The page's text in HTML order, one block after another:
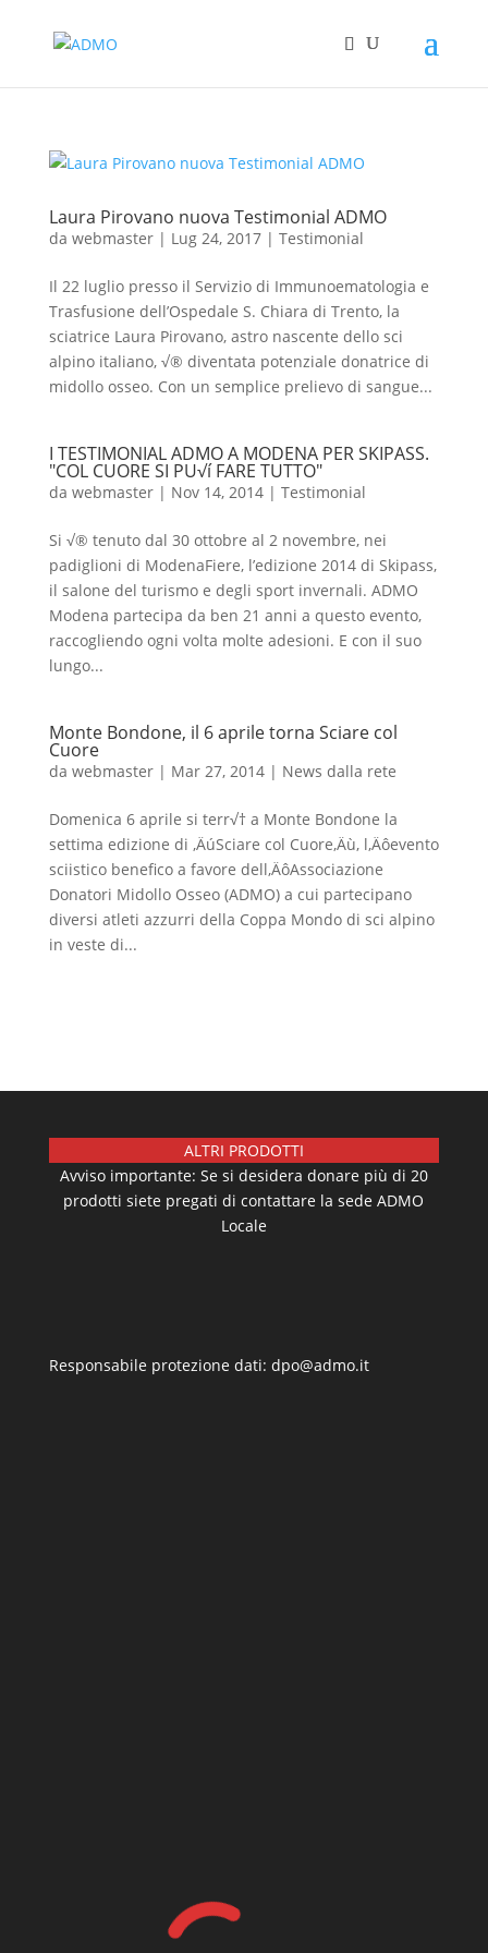
Laura Pirovano nuova Testimonial ADMO
da webmaster| Lug 24, 2017| Testimonial
Il 22 luglio presso il Servizio di Immunoematologia e
Trasfusione dell’Ospedale S. Chiara di Trento, la
sciatrice Laura Pirovano, astro nascente dello sci
alpino italiano, √® diventata potenziale donatrice di
midollo osseo. Con un semplice prelievo di sangue...
I TESTIMONIAL ADMO A MODENA PER SKIPASS.
"COL CUORE SI PU√í FARE TUTTO"
da webmaster| Nov 14, 2014| Testimonial
Si √® tenuto dal 30 ottobre al 2 novembre, nei
padiglioni di ModenaFiere, l’edizione 2014 di Skipass,
il salone del turismo e degli sport invernali. ADMO
Modena partecipa da ben 21 anni a questo evento,
raccogliendo ogni volta molte adesioni. E con il suo
lungo...
Monte Bondone, il 6 aprile torna Sciare col
Cuore
da webmaster| Mar 27, 2014| News dalla rete
Domenica 6 aprile si terr√† a Monte Bondone la
settima edizione di ‚ÄúSciare col Cuore‚Äù, l‚Äôevento
sciistico benefico a favore dell‚ÄôAssociazione
Donatori Midollo Osseo (ADMO) a cui partecipano
diversi atleti azzurri della Coppa Mondo di sci alpino
in veste di...
ALTRI PRODOTTI
Avviso importante: Se si desidera donare più di 20
prodotti siete pregati di contattare la sede ADMO
Locale
Responsabile protezione dati: dpo@admo.it